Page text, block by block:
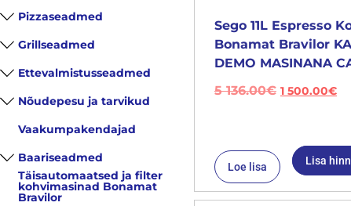
Pizzaseadmed
Grillseadmed
Ettevalmistusseadmed
Nõudepesu ja tarvikud
Vaakumpakendajad
Baariseadmed
Täisautomaatsed ja filter
kohvimasinad Bonamat
Bravilor
Sego 11L Espresso
Bonamat Bravilor
DEMO MASINANA
5 136.00€ 1 500.00€
Loe lisa Lisa